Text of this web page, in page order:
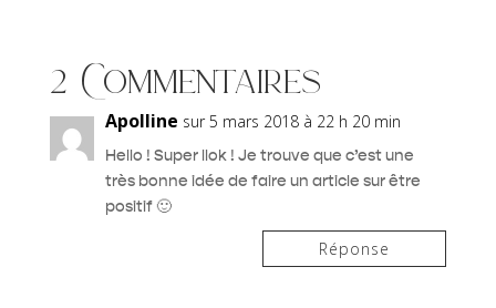
2 Commentaires
Apolline sur 5 mars 2018 à 22 h 20 min
Hello ! Super llok ! Je trouve que c’est une
très bonne idée de faire un article sur être
positif 🙂
Réponse